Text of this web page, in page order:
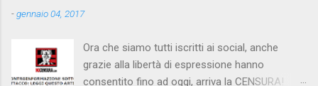
scuola. LEGGI IL SERVIZIO . staff
nocensura.com Condividi su Facebook
-gennaio 04, 2017
Ora che siamo tutti iscritti ai social, anche
grazie alla libertà di espressione hanno
consentito fino ad oggi, arriva la CENSURA!